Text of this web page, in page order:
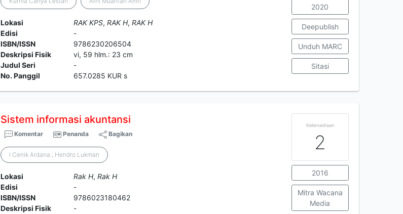
Lokasi RAK KPS, RAK H, RAK H
Edisi
-
ISBN/ISSN
9786230206504
Deskripsi Fisik
vi, 59 hlm.: 23 cm
Judul Seri
-
No. Panggil
657.0285 KUR s
2020
Deepublish
Unduh MARC
Sitasi
Sistem informasi akuntansi
Komentar Penanda Bagikan
I Cenik Ardana.; Hendro Lukman
Lokasi Rak H, Rak H
Edisi
-
ISBN/ISSN
9786023180462
Deskripsi Fisik
-
Ketersediaan
2
2016
Mitra Wacana
Media